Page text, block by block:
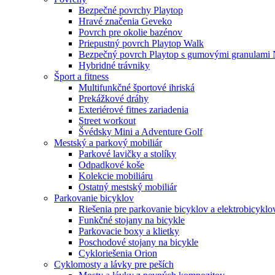
Bezpečné povrchy Playtop
Hravé značenia Geveko
Povrch pre okolie bazénov
Priepustný povrch Playtop Walk
Bezpečný povrch Playtop s gumovými granulami
Hybridné trávniky
Šport a fitness
Multifunkčné športové ihriská
Prekážkové dráhy
Exteriérové fitnes zariadenia
Street workout
Švédsky Mini a Adventure Golf
Mestský a parkový mobiliár
Parkové lavičky a stolíky
Odpadkové koše
Kolekcie mobiliáru
Ostatný mestský mobiliár
Parkovanie bicyklov
Riešenia pre parkovanie bicyklov a
Funkčné stojany na bicykle
Parkovacie boxy a klietky
Poschodové stojany na bicykle
Cykloriešenia Orion
Cyklomosty a lávky pre peších